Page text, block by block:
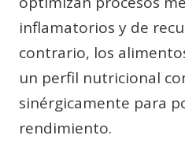
inflamatorios y de
contrario, los
un perfil nutricional
sinérgicamente para
rendimiento.